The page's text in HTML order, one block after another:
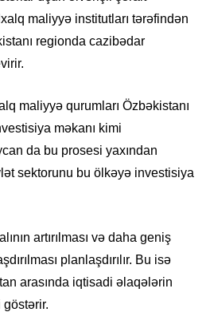
maliyyə institutları tərəfindən
regionda cazibədar
maliyyə qurumları Özbəkistanı
məkanı kimi
da bu prosesi yaxından
sektorunu bu ölkəyə investisiya
artırılması və daha geniş
planlaşdırılır. Bu isə
arasında iqtisadi əlaqələrin